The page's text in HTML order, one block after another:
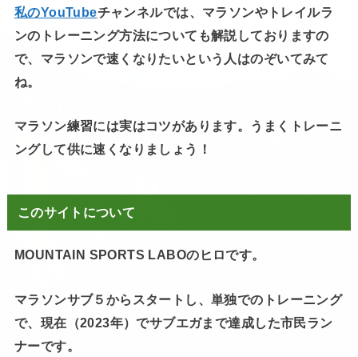
私のYouTubeチャンネルでは、マラソンやトレイルラ
ンのトレーニング方法についても解説しておりますの
で、マラソンで速くなりたいという人はのぞいてみて
ね。
マラソン練習には実はコツがあります。うまくトレーニ
ングして供に速くなりましょう！
このサイトについて
MOUNTAIN SPORTS LABOのヒロです。
マラソンサブ５からスタートし、単独でのトレーニング
で、現在（2023年）でサブエガまで達成した市民ラン
ナーです。